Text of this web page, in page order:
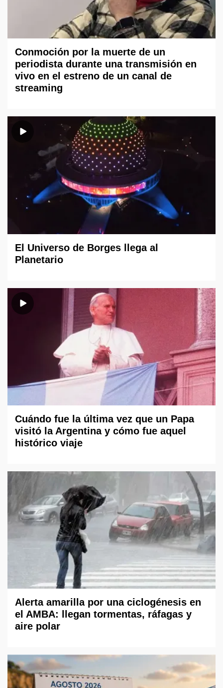
Conmoción por la muerte de un
periodista durante una transmisión en
vivo en el estreno de un canal de
streaming
El Universo de Borges llega al
Planetario
Cuándo fue la última vez que un Papa
visitó la Argentina y cómo fue aquel
histórico viaje
Alerta amarilla por una ciclogénesis en
el AMBA: llegan tormentas, ráfagas y
aire polar